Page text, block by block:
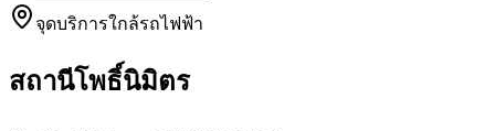
จุดบริการใกล้รถไฟฟ้า
สถานีโพธิ์นิมิตร